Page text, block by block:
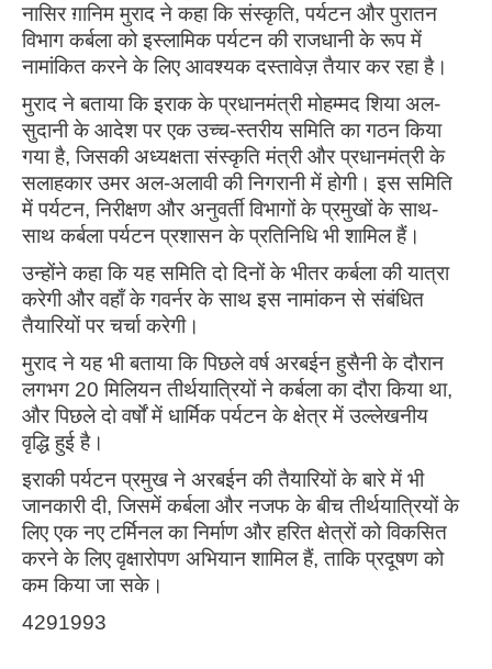
नासिर ग़ानिम मुराद ने कहा कि संस्कृति, पर्यटन और पुरातन
विभाग कर्बला को इस्लामिक पर्यटन की राजधानी के रूप में
नामांकित करने के लिए आवश्यक दस्तावेज़ तैयार कर रहा है।
मुराद ने बताया कि इराक के प्रधानमंत्री मोहम्मद शिया अल-
सुदानी के आदेश पर एक उच्च-स्तरीय समिति का गठन किया
गया है, जिसकी अध्यक्षता संस्कृति मंत्री और प्रधानमंत्री के
सलाहकार उमर अल-अलावी की निगरानी में होगी। इस समिति
में पर्यटन, निरीक्षण और अनुवर्ती विभागों के प्रमुखों के साथ-
साथ कर्बला पर्यटन प्रशासन के प्रतिनिधि भी शामिल हैं।
उन्होंने कहा कि यह समिति दो दिनों के भीतर कर्बला की यात्रा
करेगी और वहाँ के गवर्नर के साथ इस नामांकन से संबंधित
तैयारियों पर चर्चा करेगी।
मुराद ने यह भी बताया कि पिछले वर्ष अरबईन हुसैनी के दौरान
लगभग 20 मिलियन तीर्थयात्रियों ने कर्बला का दौरा किया था,
और पिछले दो वर्षों में धार्मिक पर्यटन के क्षेत्र में उल्लेखनीय
वृद्धि हुई है।
इराकी पर्यटन प्रमुख ने अरबईन की तैयारियों के बारे में भी
जानकारी दी, जिसमें कर्बला और नजफ के बीच तीर्थयात्रियों के
लिए एक नए टर्मिनल का निर्माण और हरित क्षेत्रों को विकसित
करने के लिए वृक्षारोपण अभियान शामिल हैं, ताकि प्रदूषण को
कम किया जा सके।
4291993